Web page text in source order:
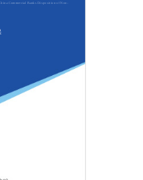
Commercial Banks Disposition of Non-